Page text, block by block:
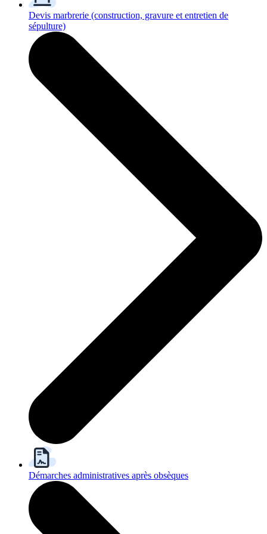
Devis marbrerie (construction, gravure et entretien de
sépulture)
Démarches administratives après obsèques